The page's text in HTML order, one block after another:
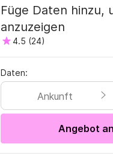
Füge Daten hinzu,
anzuzeigen
4.5 (24)
Daten:
Ankunft
Angebot